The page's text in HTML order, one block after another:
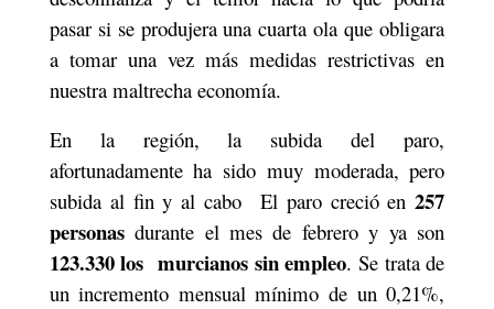
pasar si se produjera una cuarta ola que obligara
a tomar una vez más medidas restrictivas en
nuestra maltrecha economía.
En la región, la subida del paro,
afortunadamente ha sido muy moderada, pero
subida al fin y al cabo
El paro creció en257
personasdurante el mes de febrero y ya son
123.330 los murcianos sin empleo. Se trata de
un incremento mensual mínimo de un 0,21%,